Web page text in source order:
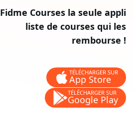
Fidme Courses la seule appli
liste de courses qui les
rembourse !
TÉLÉCHARGER SUR
App Store
TÉLÉCHARGER SUR
Google Play